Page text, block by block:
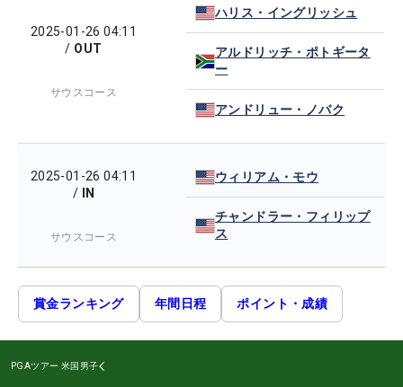
2025-01-26 04:11
/ OUT
サウスコース
ハリス・イングリッシュ
アルドリッチ・ポトギータ
ー
アンドリュー・ノバク
2025-01-26 04:11
/
IN
サウスコース
ウィリアム・モウ
チャンドラー・フィリップ
ス
賞金ランキング 年間日程 ポイント・成績
PGAツアー 米国男子